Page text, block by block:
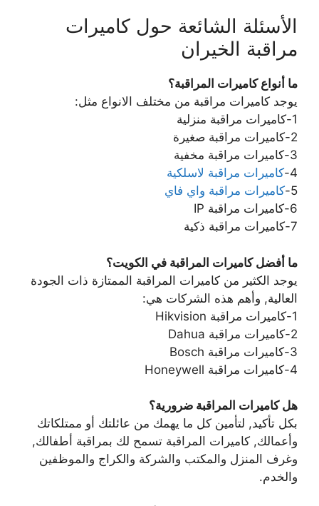
الأسئلة الشائعة حول كاميرات
مراقبة الخيران
ما أنواع كاميرات المراقبة؟
يوجد كاميرات مراقبة من مختلف الانواع مثل:
1-كاميرات مراقبة منزلية
2-كاميرات مراقبة صغيرة
3-كاميرات مراقبة مخفية
4- كاميرات مراقبة لاسلكية
5- كاميرات مراقبة واي فاي
6-كاميرات مراقبة IP
7-كاميرات مراقبة ذكية
ما أفضل كاميرات المراقبة في الكويت؟
يوجد الكثير من كاميرات المراقبة الممتازة ذات الجودة
العالية, وأهم هذه الشركات هي:
1-كاميرات مراقبة Hikvision
2-كاميرات مراقبة Dahua
3-كاميرات مراقبة Bosch
4-كاميرات مراقبة Honeywell
هل كاميرات المراقبة ضرورية؟
بكل تأكيد, لتأمين كل ما يهمك من عائلتك أو ممتلكاتك
وأعمالك, كاميرات المراقبة تسمح لك بمراقبة أطفالك,
وغرف المنزل والمكتب والشركة والكراج والموظفين
والخدم.